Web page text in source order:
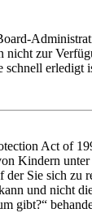
zur
erledigt
Act of
Kindern
Sie sich
und nicht
gibt?“